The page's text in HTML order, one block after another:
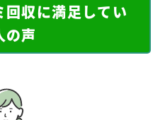
収に満足してい
の声